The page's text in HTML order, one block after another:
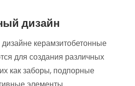
дизайн
керамзитобетонные
для создания различных
как заборы, подпорные